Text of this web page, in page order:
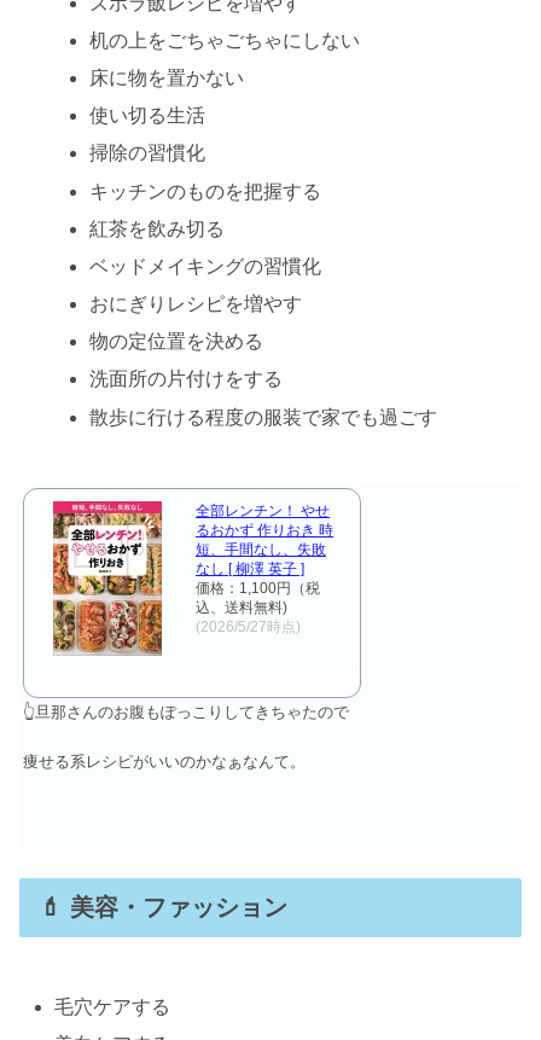
机の上をごちゃごちゃにしない
床に物を置かない
使い切る生活
掃除の習慣化
キッチンのものを把握する
紅茶を飲み切る
ベッドメイキングの習慣化
おにぎりレシピを増やす
物の定位置を決める
洗面所の片付けをする
散歩に行ける程度の服装で家でも過ごす
全部レンチン！ やせ
るおかず 作りおき 時
短、手間なし、失敗
なし [ 柳澤 英子 ]
価格：1,100円（税
込、送料無料)
(2026/5/27時点)
👆️旦那さんのお腹もぽっこりしてきちゃたので
痩せる系レシピがいいのかなぁなんて。
💄 美容・ファッション
毛穴ケアする